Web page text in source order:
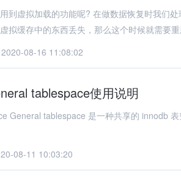
到虚拟加载的功能呢? 在做数据恢复时我们
拟缓存中的东西丢失，那么这个时候就需要
2020-08-16 11:08:02
tablespace使用说明
储多张
08-11 10:03:20